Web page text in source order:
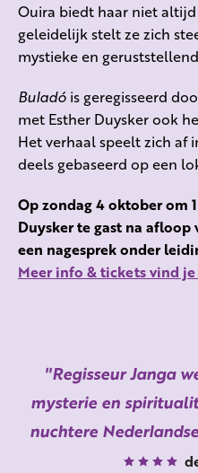
Ouira biedt haar niet
geleidelijk stelt ze zich
mystieke en
Buladó is geregisseerd
met Esther Duysker ook
Het verhaal speelt zich af
deels gebaseerd op een
Op zondag 4 oktober om
Duysker te gast na
een nagesprek onder
Meer info & tickets vind
Regisseur Janga
mysterie en
nuchtere